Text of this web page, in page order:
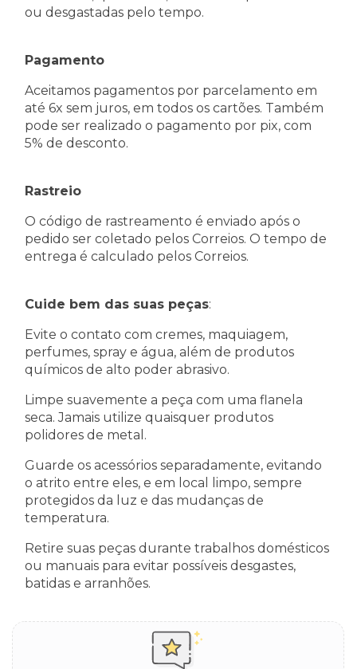
ou desgastadas pelo tempo.
Pagamento
Aceitamos pagamentos por parcelamento em
até 6x sem juros, em todos os cartões. Também
pode ser realizado o pagamento por pix, com
5% de desconto.
Rastreio
O código de rastreamento é enviado após o
pedido ser coletado pelos Correios. O tempo de
entrega é calculado pelos Correios.
Cuide bem das suas peças:
Evite o contato com cremes, maquiagem,
perfumes, spray e água, além de produtos
químicos de alto poder abrasivo.
Limpe suavemente a peça com uma flanela
seca. Jamais utilize quaisquer produtos
polidores de metal.
Guarde os acessórios separadamente, evitando
o atrito entre eles, e em local limpo, sempre
protegidos da luz e das mudanças de
temperatura.
Retire suas peças durante trabalhos domésticos
ou manuais para evitar possíveis desgastes,
batidas e arranhões.